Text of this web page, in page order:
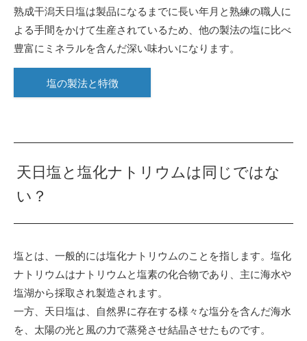
熟成干潟天日塩は製品になるまでに長い年月と熟練の職人に
よる手間をかけて生産されているため、他の製法の塩に比べ
豊富にミネラルを含んだ深い味わいになります。
塩の製法と特徴
天日塩と塩化ナトリウムは同じではな
い？
塩とは、一般的には塩化ナトリウムのことを指します。塩化
ナトリウムはナトリウムと塩素の化合物であり、主に海水や
塩湖から採取され製造されます。
一方、天日塩は、自然界に存在する様々な塩分を含んだ海水
を、太陽の光と風の力で蒸発させ結晶させたものです。